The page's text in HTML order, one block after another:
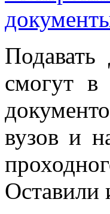
смогут
вузов и
Оставили